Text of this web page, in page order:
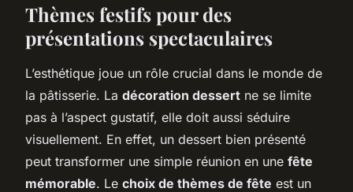
Thèmes festifs pour des
présentations spectaculaires
L’esthétique joue un rôle crucial dans le monde de
la pâtisserie. La décoration dessert ne se limite
pas à l’aspect gustatif, elle doit aussi séduire
visuellement. En effet, un dessert bien présenté
peut transformer une simple réunion en une fête
mémorable. Le choix de thèmes de fête est un